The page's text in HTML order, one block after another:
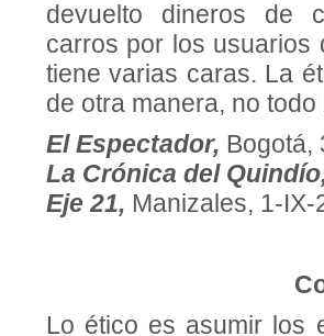
devuelto dineros de
carros por los usuarios
tiene varias caras. La
de otra manera, no
El Espectador, Bogotá,
La Crónica del
Eje 21, Manizales, 1-IX-
Lo ético es asumir los